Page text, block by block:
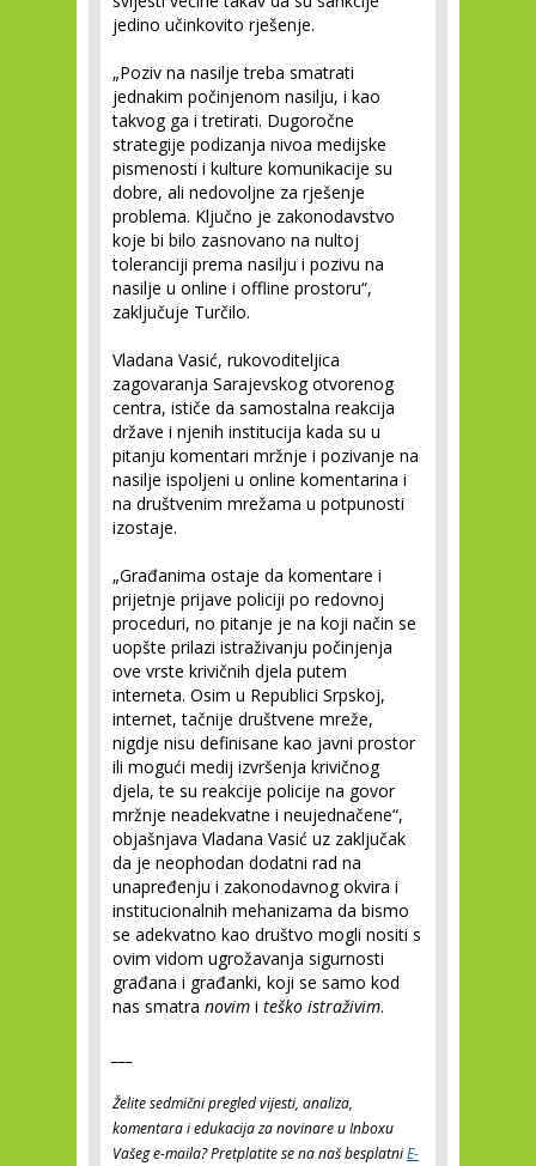
jedino učinkovito rješenje.
„Poziv na nasilje treba smatrati
jednakim počinjenom nasilju, i kao
takvog ga i tretirati. Dugoročne
strategije podizanja nivoa medijske
pismenosti i kulture komunikacije su
dobre, ali nedovoljne za rješenje
problema. Ključno je zakonodavstvo
koje bi bilo zasnovano na nultoj
toleranciji prema nasilju i pozivu na
nasilje u online i offline prostoru“,
zaključuje Turčilo.
Vladana Vasić, rukovoditeljica
zagovaranja Sarajevskog otvorenog
centra, ističe da samostalna reakcija
države i njenih institucija kada su u
pitanju komentari mržnje i pozivanje na
nasilje ispoljeni u online komentarina i
na društvenim mrežama u potpunosti
izostaje.
„Građanima ostaje da komentare i
prijetnje prijave policiji po redovnoj
proceduri, no pitanje je na koji način se
uopšte prilazi istraživanju počinjenja
ove vrste krivičnih djela putem
interneta. Osim u Republici Srpskoj,
internet, tačnije društvene mreže,
nigdje nisu definisane kao javni prostor
ili mogući medij izvršenja krivičnog
djela, te su reakcije policije na govor
mržnje neadekvatne i neujednačene“,
objašnjava Vladana Vasić uz zaključak
da je neophodan dodatni rad na
unapređenju i zakonodavnog okvira i
institucionalnih mehanizama da bismo
se adekvatno kao društvo mogli nositi s
ovim vidom ugrožavanja sigurnosti
građana i građanki, koji se samo kod
nas smatra novim i teško istraživim.
Želite sedmični pregled vijesti, analiza,
komentara i edukacija za novinare u Inboxu
Vašeg e-maila? Pretplatite se na naš besplatniE-